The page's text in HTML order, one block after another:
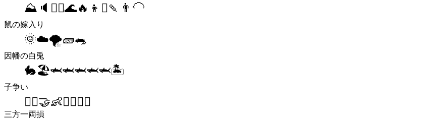
⛰🔈🦹‍♀️🌊🔥👦⛪️🍡👨‍🦲
鼠の嫁入り
🌞☁️🌪🧱🐀
因幡の白兎
🐇🏖🦈🦈🦈🦈🦈🏝
子争い
🙎‍♀️🤝👶🙋‍♀️👨‍⚖️
三方一両損